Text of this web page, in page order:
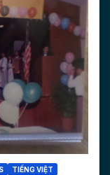
TIẾNG VIỆT